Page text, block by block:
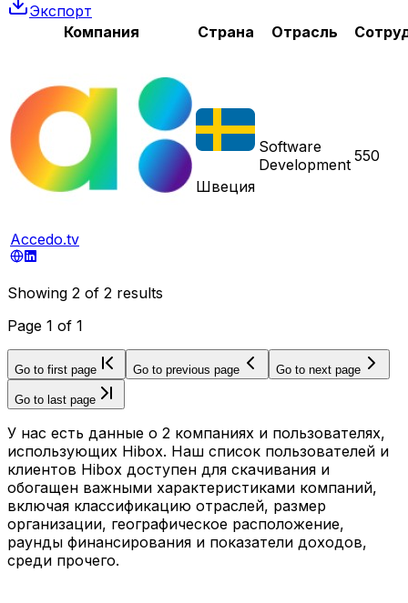
Экспорт
Компания
Страна Отрасль
Accedo.tv
Швеция
Software
Development 550
Showing 2 of 2 results
Page 1 of 1
Go to first page Go to previous page Go to next page
Go to last page
У нас есть данные о 2 компаниях и пользователях,
использующих Hibox. Наш список пользователей и
клиентов Hibox доступен для скачивания и
обогащен важными характеристиками компаний,
включая классификацию отраслей, размер
организации, географическое расположение,
раунды финансирования и показатели доходов,
среди прочего.